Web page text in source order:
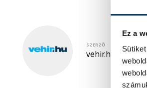
Ez a
SZERZŐ
vehir.hu